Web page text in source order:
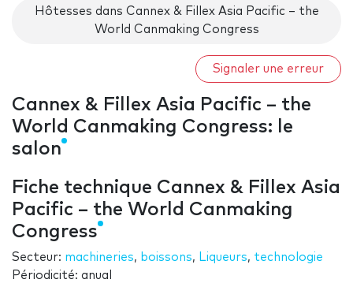
Hôtesses dans Cannex & Fillex Asia Pacific – the
World Canmaking Congress
Signaler une erreur
Cannex & Fillex Asia Pacific – the
World Canmaking Congress: le
salon
Fiche technique Cannex & Fillex Asia
Pacific – the World Canmaking
Congress
Secteur: machineries, boissons, Liqueurs, technologie
Périodicité: anual